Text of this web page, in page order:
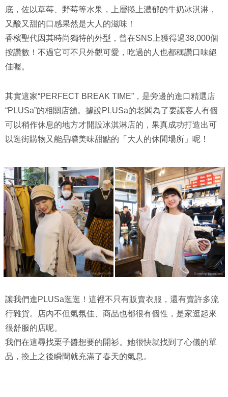
底，佐以草莓、野莓等水果，上層捲上濃郁的牛奶冰淇淋，
又酸又甜的口感果然是大人的滋味！
香檳聖代因其時尚獨特的外型，曾在SNS上獲得過38,000個
按讚數！不過它可不只外觀可愛，吃過的人也都稱讚口味絕
佳喔。
其實這家“PERFECT BREAK TIME”，是旁邊的進口精選店
“PLUSa”的相關店舖。據說PLUSa的老闆為了要讓客人有個
可以稍作休息的地方才開設冰淇淋店的，果真成功打造出可
以逛街購物又能品嚐美味甜點的「大人的休閒場所」呢！
讓我們進PLUSa逛逛！這裡不只有販賣衣服，還有賣許多流
行雜貨。店內不但氣氛佳、商品也都很有個性，是家逛起來
很舒服的店呢。
我們在這尋找栗子醬想要的開衫。她很快就找到了心儀的單
品，換上之後瞬間就充滿了春天的氣息。